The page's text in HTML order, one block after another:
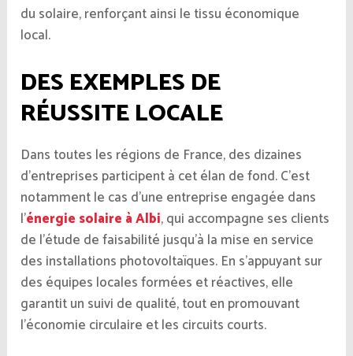
du solaire, renforçant ainsi le tissu économique
local.
DES EXEMPLES DE
RÉUSSITE LOCALE
Dans toutes les régions de France, des dizaines
d’entreprises participent à cet élan de fond. C’est
notamment le cas d’une entreprise engagée dans
l’énergie solaire à Albi, qui accompagne ses clients
de l’étude de faisabilité jusqu’à la mise en service
des installations photovoltaïques. En s’appuyant sur
des équipes locales formées et réactives, elle
garantit un suivi de qualité, tout en promouvant
l’économie circulaire et les circuits courts.